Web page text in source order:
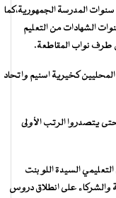
المدرسة الجمهورية،كما
الشهادات من التعليم
من طرف نواب المقاطعة.
كخيرية اسنيم واتحاد
يتصدروا الرتب الأولى
السيدة اللو بنت
والشركاء على انطلاق دروس